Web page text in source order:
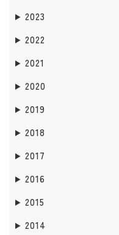
2023
2022
2021
2020
2019
2018
2017
2016
2015
2014